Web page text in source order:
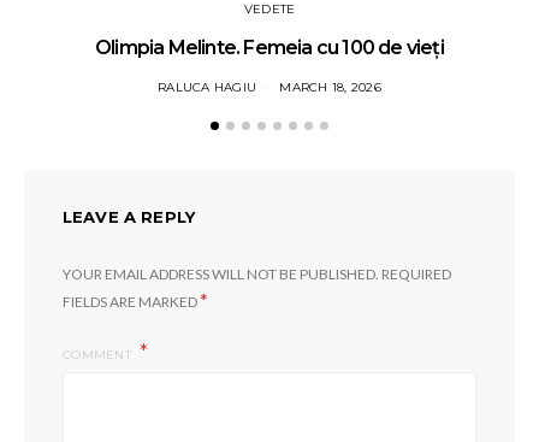
VEDETE
Olimpia Melinte. Femeia cu 100 de vieți
RALUCA HAGIU MARCH 18, 2026
LEAVE A REPLY
YOUR EMAIL ADDRESS WILL NOT BE PUBLISHED. REQUIRED
FIELDS ARE MARKED*
COMMENT